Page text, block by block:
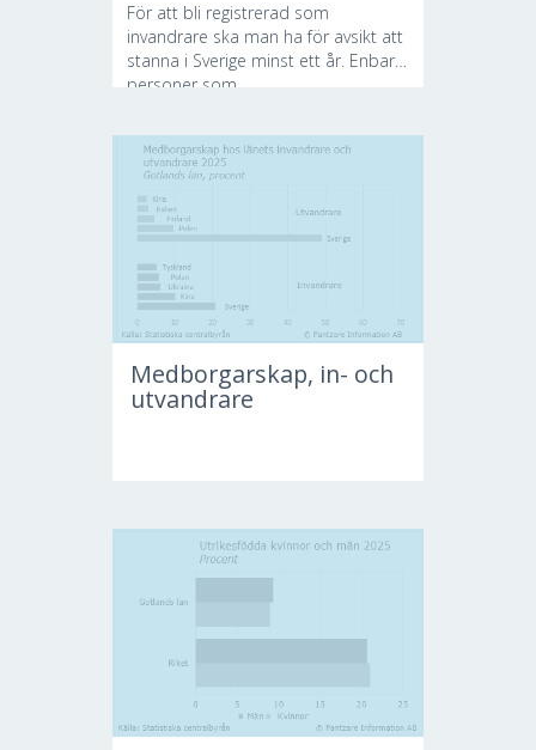
För att bli registrerad som
invandrare ska man ha för avsikt att
stanna i Sverige minst ett år. Enbart
personer som...
Medborgarskap, in- och
utvandrare